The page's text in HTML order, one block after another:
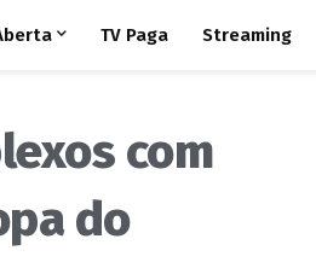
TV Paga Streaming
com
do